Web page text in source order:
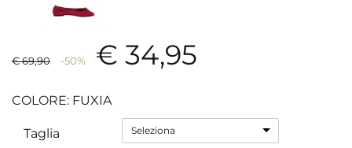
€ 69,90 -50% € 34,95
COLORE: FUXIA
Taglia Seleziona